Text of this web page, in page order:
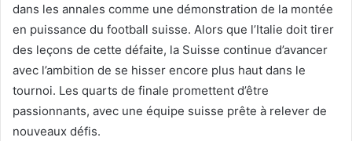
dans les annales comme une démonstration de la montée
en puissance du football suisse. Alors que l’Italie doit tirer
des leçons de cette défaite, la Suisse continue d’avancer
avec l’ambition de se hisser encore plus haut dans le
tournoi. Les quarts de finale promettent d’être
passionnants, avec une équipe suisse prête à relever de
nouveaux défis.